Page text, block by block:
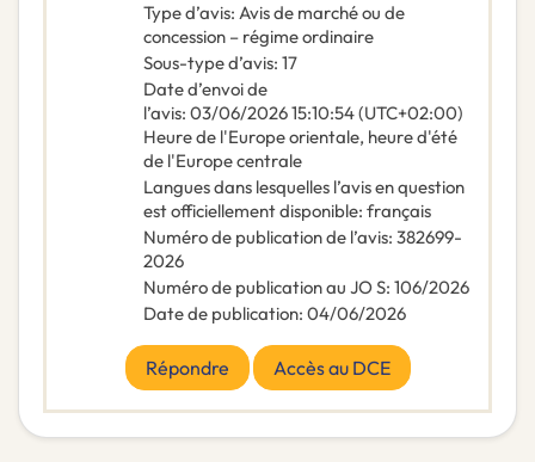
Type d’avis: Avis de marché ou de
concession – régime ordinaire
Sous-type d’avis: 17
Date d’envoi de
l’avis: 03/06/202615:10:54 (UTC+02:00)
Heure de l'Europe orientale, heure d'été
de l'Europe centrale
Langues dans lesquelles l’avis en question
est officiellement disponible: français
Numéro de publication de l’avis: 382699-
2026
Numéro de publication au JO S: 106/2026
Date de publication: 04/06/2026
Répondre Accès au DCE